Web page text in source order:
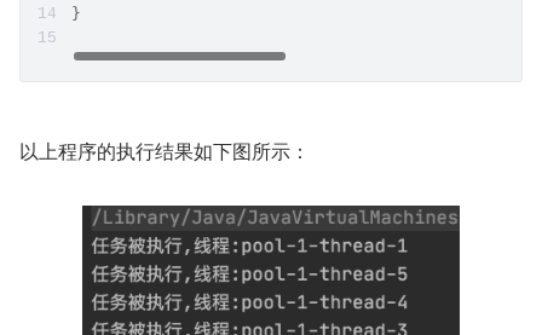
}
以上程序的执行结果如下图所示：